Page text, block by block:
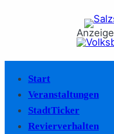
Anzeige
Start
Veranstaltungen
StadtTicker
Revierverhalten